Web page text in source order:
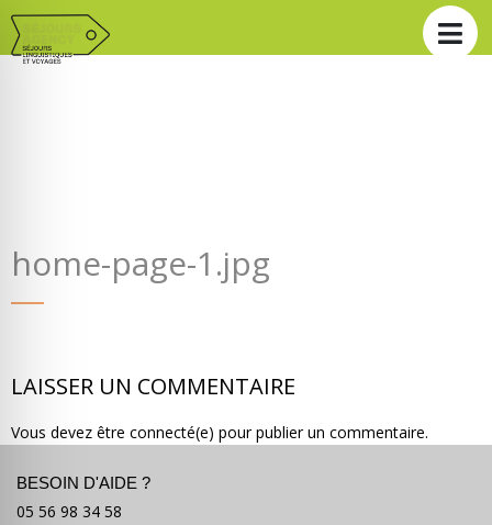
home-page-1.jpg
LAISSER UN COMMENTAIRE
Vous devez être connecté(e) pour publier un commentaire.
BESOIN D'AIDE ?
05 56 98 34 58